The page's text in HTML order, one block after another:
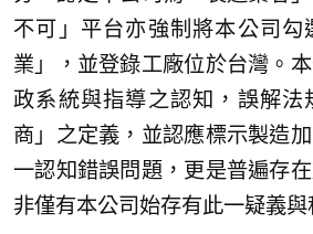
不可」平台亦強制將本公司勾
業」，並登錄工廠位於台灣。
政系統與指導之認知，誤解法
商」之定義，並認應標示製造
一認知錯誤問題，更是普遍存
非僅有本公司始存有此一疑義與